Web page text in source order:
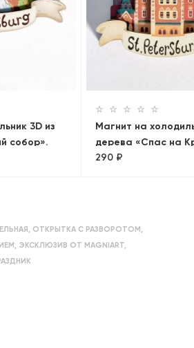
3D из
собор».
Магнит на
дерева «Спас на
Санкт-Петербург,
290 ₽
ОТКРЫТКА С РАЗВОРОТОМ
ЭКСКЛЮЗИВ ОТ MAGNIART